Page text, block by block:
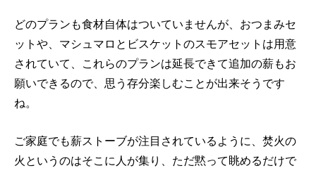
どのプランも食材自体はついていませんが、おつまみセ
ットや、マシュマロとビスケットのスモアセットは用意
されていて、これらのプランは延長できて追加の薪もお
願いできるので、思う存分楽しむことが出来そうです
ね。
ご家庭でも薪ストーブが注目されているように、焚火の
火というのはそこに人が集り、ただ黙って眺めるだけで